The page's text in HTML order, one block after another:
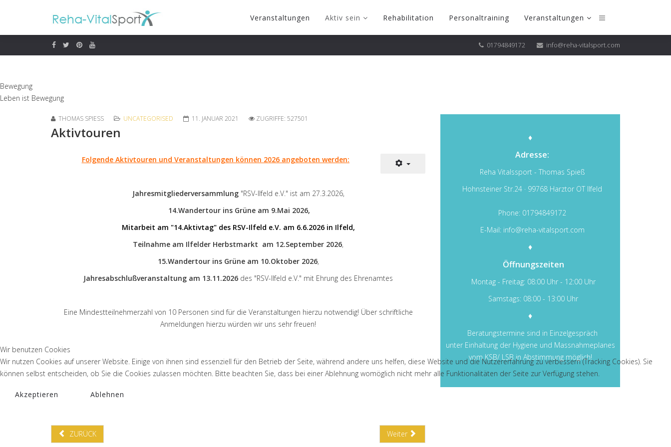
Veranstaltungen Aktiv sein Rehabilitation Personaltraining Veranstaltungen
01794849172 info@reha-vitalsport.com
Bewegung
Leben ist Bewegung
THOMAS SPIESS UNCATEGORISED 11. JANUAR 2021 ZUGRIFFE: 527501
Aktivtouren
Folgende Aktivtouren und Veranstaltungen können 2026 angeboten werden:
Jahresmitgliederversammlung"RSV-Ilfeld e.V." ist am 27.3.2026,
14.Wandertour ins Grüne am 9.Mai 2026,
Mitarbeit am "14.Aktivtag" des RSV-Ilfeld e.V. am 6.6.2026 in Ilfeld,
Teilnahme am Ilfelder Herbstmarkt am 12.September 2026,
15.Wandertour ins Grüne am 10.Oktober 2026,
Jahresabschlußveranstaltung am 13.11.2026 des "RSV-Ilfeld e.V." mit Ehrung des Ehrenamtes
Eine Mindestteilnehmerzahl von 10 Personen sind für die Veranstaltungen hierzu notwendig! Über schriftliche
Anmeldungen hierzu würden wir uns sehr freuen!
ZURÜCK Weiter
♦
Adresse:
Reha Vitalssport - Thomas Spieß
Hohnsteiner Str.24 · 99768 Harztor OT Ilfeld
Phone: 01794849172
E-Mail: info@reha-vitalsport.com
♦
Öffnungszeiten
Montag - Freitag: 08:00 Uhr - 12:00 Uhr
Samstags: 08:00 - 13:00 Uhr
♦
Beratungstermine sind in Einzelgespräch
unter Einhaltung der Hygiene und Massnahmeplanes
vom KSB/ LSB in Abstimmung möglich!
Wir benutzen Cookies
Wir nutzen Cookies auf unserer Website. Einige von ihnen sind essenziell für den Betrieb der Seite, während andere uns helfen, diese Website und die Nutzererfahrung zu verbessern (Tracking Cookies). Sie
können selbst entscheiden, ob Sie die Cookies zulassen möchten. Bitte beachten Sie, dass bei einer Ablehnung womöglich nicht mehr alle Funktionalitäten der Seite zur Verfügung stehen.
Akzeptieren Ablehnen